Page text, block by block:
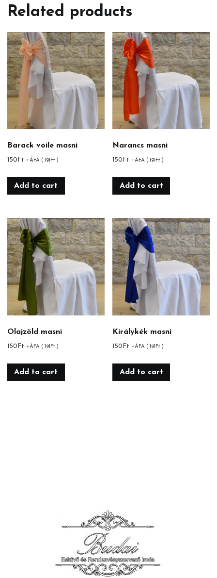
Related products
Barack voile masni
150 Ft +ÁFA ( 191Ft )
Add to cart
Narancs masni
150 Ft +ÁFA ( 191Ft )
Add to cart
Olajzöld masni
150 Ft +ÁFA ( 191 Ft )
Add to cart
Királykék masni
150 Ft +ÁFA ( 191 Ft )
Add to cart